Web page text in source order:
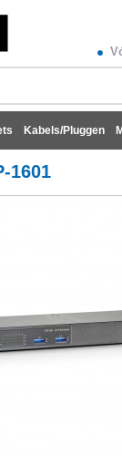
Kabels/Pluggen
1601